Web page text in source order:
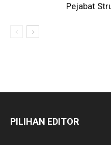
Pejabat
PILIHAN EDITOR